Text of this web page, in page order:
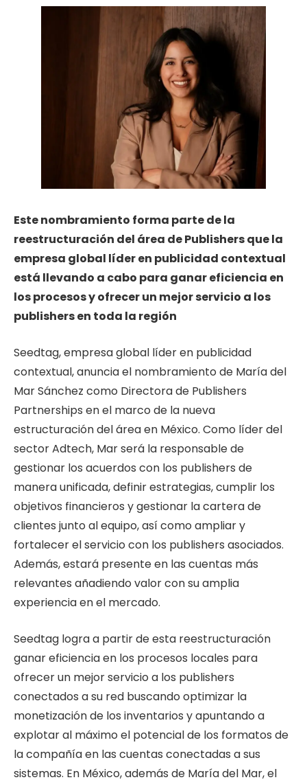
Este nombramiento forma parte de la
reestructuración del área de Publishers que la
empresa global líder en publicidad contextual
está llevando a cabo para ganar eficiencia en
los procesos y ofrecer un mejor servicio a los
publishers en toda la región
Seedtag, empresa global líder en publicidad
contextual, anuncia el nombramiento de María del
Mar Sánchez como Directora de Publishers
Partnerships en el marco de la nueva
estructuración del área en México. Como líder del
sector Adtech, Mar será la responsable de
gestionar los acuerdos con los publishers de
manera unificada, definir estrategias, cumplir los
objetivos financieros y gestionar la cartera de
clientes junto al equipo, así como ampliar y
fortalecer el servicio con los publishers asociados.
Además, estará presente en las cuentas más
relevantes añadiendo valor con su amplia
experiencia en el mercado.
Seedtag logra a partir de esta reestructuración
ganar eficiencia en los procesos locales para
ofrecer un mejor servicio a los publishers
conectados a su red buscando optimizar la
monetización de los inventarios y apuntando a
explotar al máximo el potencial de los formatos de
la compañía en las cuentas conectadas a sus
sistemas. En México, además de María del Mar, el